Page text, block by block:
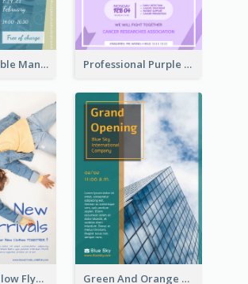
Colourful Table Manner Course Flyer With Details Professional Purple Ribbon And Globe Flyer Design Idea
Blue And Yellow Flyer For Children Clothes Green And Orange Flyer Of Opening Ceremony